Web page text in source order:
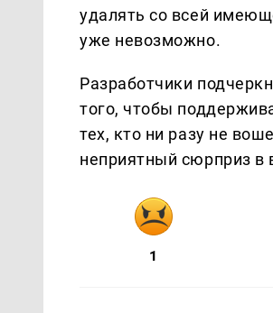
удалять со всей
уже невозможно.
Разработчики
того, чтобы
тех, кто ни разу не
неприятный сюрприз в
1